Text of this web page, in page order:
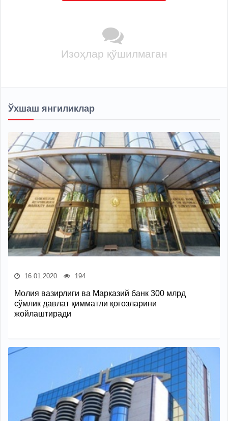
Изоҳлар қўшилмаган
Ўхшаш янгиликлар
16.01.2020 194
Молия вазирлиги ва Марказий банк 300 млрд
сўмлик давлат қимматли қоғозларини
жойлаштиради